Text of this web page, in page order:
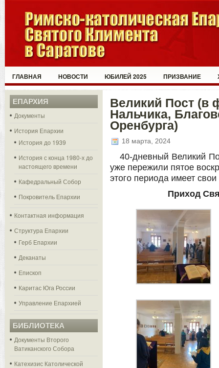
ГЛАВНАЯ НОВОСТИ ЮБИЛЕЙ 2025 ПРИЗВАНИЕ
ЕПАРХИЯ
Документы
История Епархии
История до 1939
История с конца 1980-х до
настоящего времени
Кафедральный Собор
Покровитель Епархии
Контактная информация
Структура Епархии
Герб Епархии
Деканаты
Епископ
Каритас Юга России
Управление Епархией
БИБЛИОТЕКА
Документы Второго
Ватиканского Собора
Катехизис Католической
Великий Пост (в
Нальчика,
Оренбурга)
18 марта, 2024
40-дневный Великий
уже пережили пятое
этого периода имеет
Приход